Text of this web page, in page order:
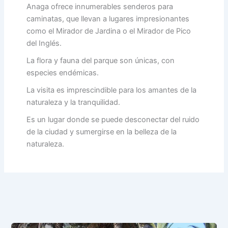
Anaga ofrece innumerables senderos para
caminatas, que llevan a lugares impresionantes
como el Mirador de Jardina o el Mirador de Pico
del Inglés.
La flora y fauna del parque son únicas, con
especies endémicas.
La visita es imprescindible para los amantes de la
naturaleza y la tranquilidad.
Es un lugar donde se puede desconectar del ruido
de la ciudad y sumergirse en la belleza de la
naturaleza.